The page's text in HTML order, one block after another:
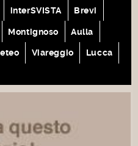
interSVISTA Brevi
Montignoso Aulla
Viareggio Lucca